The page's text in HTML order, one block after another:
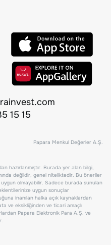
15 15
Papara Menkul Değerler A.Ş.
hazırlanmıştır. Burada yer alan bilgi,
değildir, genel niteliktedir. Bu öneriler
olmayabilir. Sadece burada sunulan
uygun sonuçlar
inanılan halka açık kaynaklardan
ve eksikliğinden ve ticari amaçlı
Papara Elektronik Para A.Ş. ve